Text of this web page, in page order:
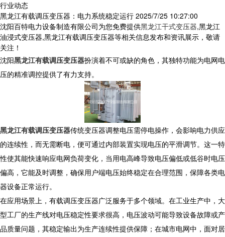
行业动态
黑龙江有载调压变压器：电力系统稳定运行 2025/7/25 10:27:00
沈阳百特电力设备制造有限公司为您免费提供黑龙江干式变压器,黑龙江
油浸式变压器,黑龙江有载调压变压器等相关信息发布和资讯展示，敬请
关注！
沈阳黑龙江有载调压变压器扮演着不可或缺的角色，其独特功能为电网电
压的精准调控提供了有力支持。
黑龙江有载调压变压器传统变压器调整电压需停电操作，会影响电力供应
的连续性，而无需断电，便可通过内部装置实现电压的平滑调节。这一特
性使其能快速响应电网负荷变化，当用电高峰导致电压偏低或低谷时电压
偏高，它能及时调整，确保用户端电压始终稳定在合理范围，保障各类电
器设备正常运行。​
在应用场景上，有载调压变压器广泛服务于多个领域。在工业生产中，大
型工厂的生产线对电压稳定性要求很高，电压波动可能导致设备故障或产
品质量问题，其稳定输出为生产连续性提供保障；在城市电网中，面对居